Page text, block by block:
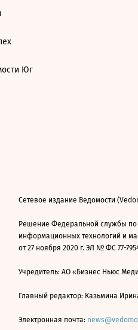
Юг
Сетевое издание Ведомости
Решение Федеральной службы по
информационных технологий и
от 27 ноября 2020 г. ЭЛ № ФС 77-
Учредитель: АО «Бизнес Ньюс
Главный редактор: Казьмина
Электронная почта: